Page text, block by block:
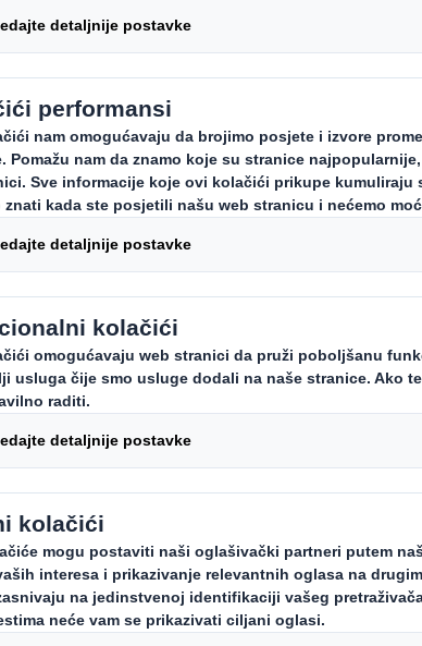
caRe izvještaj
je spreman, možete ga pročitati ovdje ili
su to 4 ambalažne mogućnosti koje će
vrijednost Vašim Home caRe robnim
izvještaj u PDF
PDF
8,3
MB